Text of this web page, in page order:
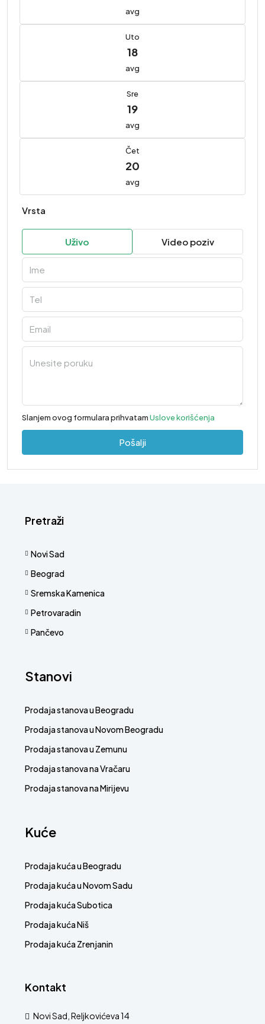
avg
Uto
18
avg
Sre
19
avg
Čet
20
avg
Vrsta
Uživo Video poziv
Slanjem ovog formulara prihvatamUslove korišćenja
Pošalji
Pretraži
Novi Sad
Beograd
Sremska Kamenica
Petrovaradin
Pančevo
Stanovi
Prodaja stanova u Beogradu
Prodaja stanova u Novom Beogradu
Prodaja stanova u Zemunu
Prodaja stanova na Vračaru
Prodaja stanova na Mirijevu
Kuće
Prodaja kuća u Beogradu
Prodaja kuća u Novom Sadu
Prodaja kuća Subotica
Prodaja kuća Niš
Prodaja kuća Zrenjanin
Kontakt
Novi Sad, Reljkovićeva 14